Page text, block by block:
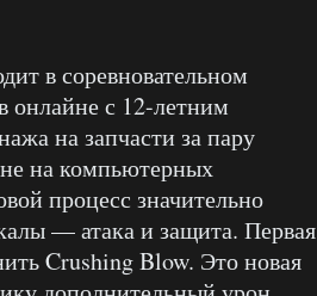
в соревновательном
онлайне с 12-летним
на запчасти за пару
на компьютерных
процесс значительно
— атака и защита. Первая
Crushing Blow. Это новая